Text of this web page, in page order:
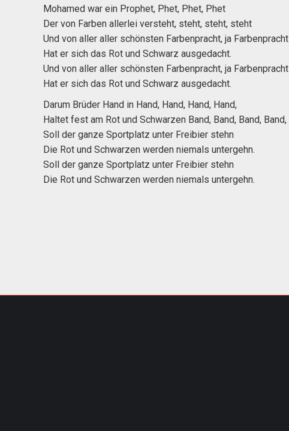
Mohamed war ein Prophet, Phet, Phet, Phet
Der von Farben allerlei versteht, steht, steht, steht
Und von aller aller schönsten Farbenpracht, ja Farbenpracht
Hat er sich das Rot und Schwarz ausgedacht.
Und von aller aller schönsten Farbenpracht, ja Farbenpracht
Hat er sich das Rot und Schwarz ausgedacht.
Darum Brüder Hand in Hand, Hand, Hand, Hand,
Haltet fest am Rot und Schwarzen Band, Band, Band, Band,
Soll der ganze Sportplatz unter Freibier stehn
Die Rot und Schwarzen werden niemals untergehn.
Soll der ganze Sportplatz unter Freibier stehn
Die Rot und Schwarzen werden niemals untergehn.